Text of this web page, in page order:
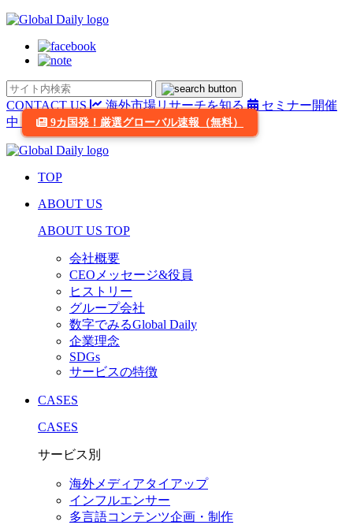
CONTACT US 海外市場リサーチを知る
セミナー開催
中
9カ国発！厳選グローバル速報（無料）
TOP
ABOUT US
ABOUT US TOP
会社概要
CEOメッセージ&役員
ヒストリー
グループ会社
数字でみるGlobal Daily
企業理念
SDGs
サービスの特徴
CASES
CASES
サービス別
海外メディアタイアップ
インフルエンサー
多言語コンテンツ企画・制作